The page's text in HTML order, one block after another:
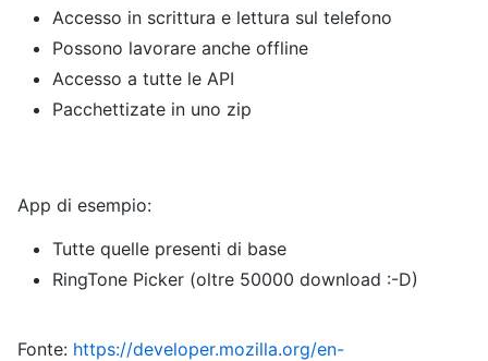
Accesso in scrittura e lettura sul telefono
Possono lavorare anche offline
Accesso a tutte le API
Pacchettizate in uno zip
App di esempio:
Tutte quelle presenti di base
RingTone Picker (oltre 50000 download :-D)
Fonte: https://developer.mozilla.org/en-